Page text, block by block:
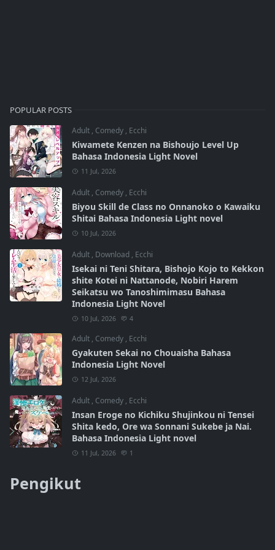
POPULAR POSTS
Adult , Comedy , Ecchi
Kiwamete Kenzen na Bishoujo Level Up
Bahasa Indonesia Light Novel
11 Jul, 2026
Adult , Comedy , Ecchi
Biyou Skill de Class no Onnanoko o Kawaiku
Shitai Bahasa Indonesia Light novel
10 Jul, 2026
Adult , Download , Ecchi
Isekai ni Teni Shitara, Bishojo Kojo to Kekkon
shite Kotei ni Nattanode, Nobiri Harem
Seikatsu wo Tanoshimimasu Bahasa
Indonesia Light Novel
10 Jul, 2026 4
Adult , Comedy , Ecchi
Gyakuten Sekai no Chouaisha Bahasa
Indonesia Light Novel
12 Jul, 2026
Adult , Comedy , Ecchi
Insan Eroge no Kichiku Shujinkou ni Tensei
Shita kedo, Ore wa Sonnani Sukebe ja Nai.
Bahasa Indonesia Light novel
11 Jul, 2026 1
Pengikut